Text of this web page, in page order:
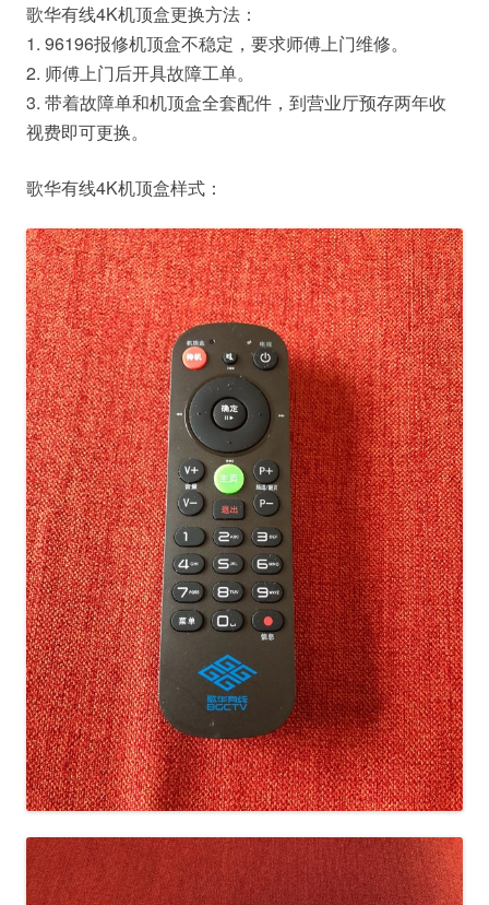
歌华有线4K机顶盒更换方法：
1. 96196报修机顶盒不稳定，要求师傅上门维修。
2. 师傅上门后开具故障工单。
3. 带着故障单和机顶盒全套配件，到营业厅预存两年收
视费即可更换。
歌华有线4K机顶盒样式：